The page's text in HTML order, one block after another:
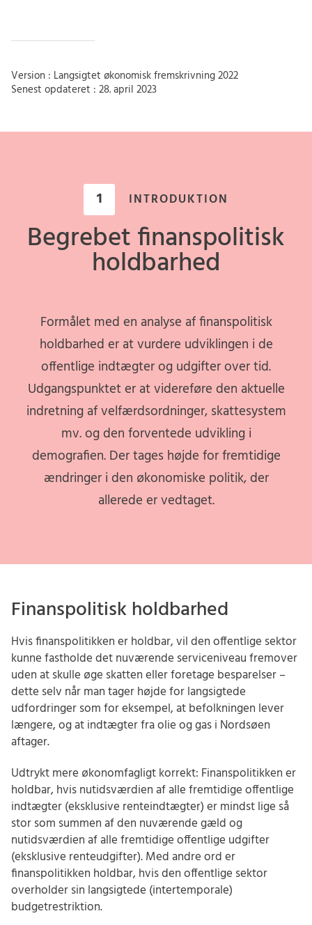
Version : Langsigtet økonomisk fremskrivning 2022
Senest opdateret : 28. april 2023
1 INTRODUKTION
Begrebet finanspolitisk
holdbarhed
Formålet med en analyse af finanspolitisk
holdbarhed er at vurdere udviklingen i de
offentlige indtægter og udgifter over tid.
Udgangspunktet er at videreføre den aktuelle
indretning af velfærdsordninger, skattesystem
mv. og den forventede udvikling i
demografien. Der tages højde for fremtidige
ændringer i den økonomiske politik, der
allerede er vedtaget.
Finanspolitisk holdbarhed
Hvis finanspolitikken er holdbar, vil den offentlige sektor
kunne fastholde det nuværende serviceniveau fremover
uden at skulle øge skatten eller foretage besparelser –
dette selv når man tager højde for langsigtede
udfordringer som for eksempel, at befolkningen lever
længere, og at indtægter fra olie og gas i Nordsøen
aftager.
Udtrykt mere økonomfagligt korrekt: Finanspolitikken er
holdbar, hvis nutidsværdien af alle fremtidige offentlige
indtægter (eksklusive renteindtægter) er mindst lige så
stor som summen af den nuværende gæld og
nutidsværdien af alle fremtidige offentlige udgifter
(eksklusive renteudgifter). Med andre ord er
finanspolitikken holdbar, hvis den offentlige sektor
overholder sin langsigtede (intertemporale)
budgetrestriktion.